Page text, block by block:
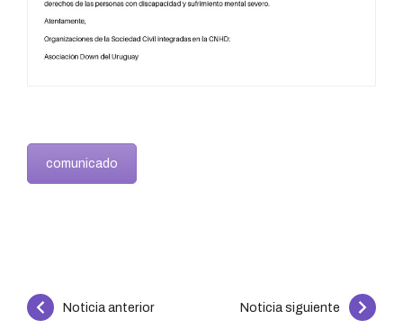
comunicado
Continue
Noticia anterior Noticia siguiente